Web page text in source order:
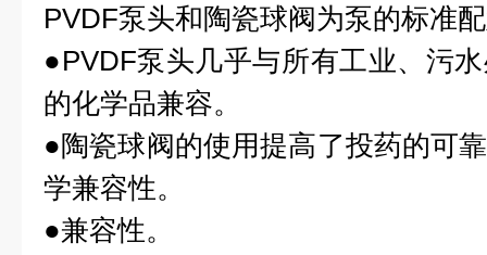
PVDF泵头和陶瓷球阀为泵的标准
●PVDF泵头几乎与所有工业、污
的化学品兼容。
●陶瓷球阀的使用提高了投药的可
学兼容性。
●兼容性。